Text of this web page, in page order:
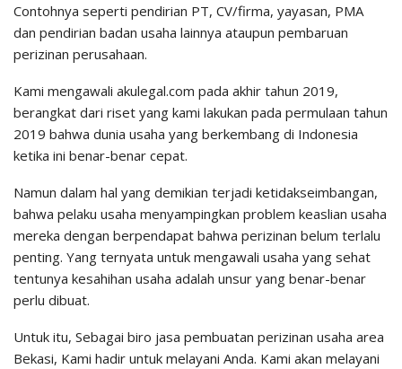
Contohnya seperti pendirian PT, CV/firma, yayasan, PMA
dan pendirian badan usaha lainnya ataupun pembaruan
perizinan perusahaan.
Kami mengawali akulegal.com pada akhir tahun 2019,
berangkat dari riset yang kami lakukan pada permulaan tahun
2019 bahwa dunia usaha yang berkembang di Indonesia
ketika ini benar-benar cepat.
Namun dalam hal yang demikian terjadi ketidakseimbangan,
bahwa pelaku usaha menyampingkan problem keaslian usaha
mereka dengan berpendapat bahwa perizinan belum terlalu
penting. Yang ternyata untuk mengawali usaha yang sehat
tentunya kesahihan usaha adalah unsur yang benar-benar
perlu dibuat.
Untuk itu, Sebagai biro jasa pembuatan perizinan usaha area
Bekasi, Kami hadir untuk melayani Anda. Kami akan melayani